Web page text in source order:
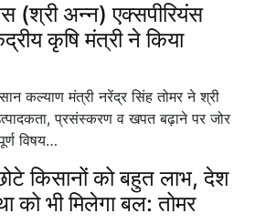
(श्री अन्न) एक्सपीरियंस
कृषि मंत्री ने किया
कल्याण मंत्री नरेंद्र सिंह तोमर ने श्री
प्रसंस्करण व खपत बढ़ाने पर जोर
विषय…
किसानों को बहुत लाभ, देश
को भी मिलेगा बल: तोमर